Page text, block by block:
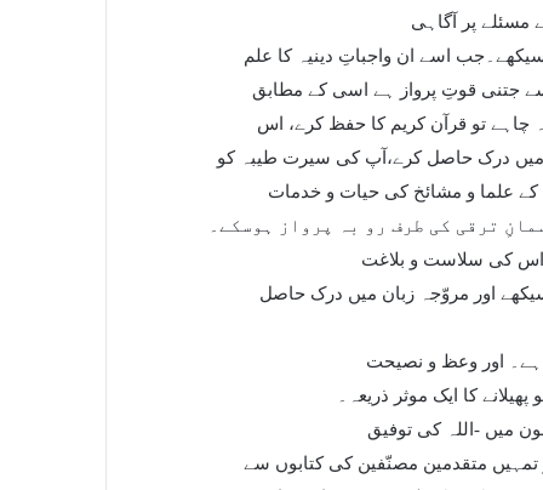
مسئلے پر آگاہی
اسے ان واجباتِ دینیہ کا علم
جتنی قوتِ پرواز ہے اسی کے مطابق
چاہے تو قرآن کریم کا حفظ کرے، اس
درک حاصل کرے،آپ کی سیرت طیبہ کو
کے علما و مشائخ کی حیات و خدمات
ترقی کی طرف رو بہ پرواز ہوسکے۔
اس کی سلاست و بلاغت
اور مروّجہ زبان میں درک حاصل
ہے۔ اور وعظ و نصیحت
کا ایک موثر ذریعہ۔
میں -اللہ کی توفیق
متقدمین مصنّفین کی کتابوں سے